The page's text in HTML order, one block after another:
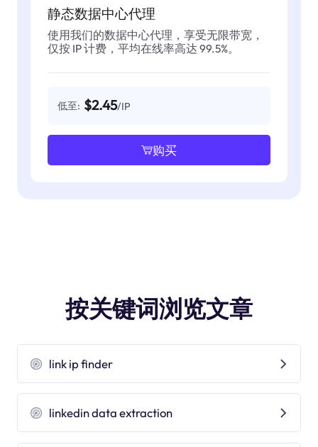
静态数据中心代理
使用我们的数据中心代理，享受无限带宽，
仅按 IP 计费，平均在线率高达 99.5%。
低至: $2.45/IP
购买
按关键词浏览文章
link ip finder
linkedin data extraction